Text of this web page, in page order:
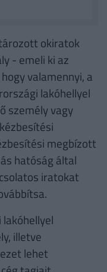
okiratok
- emeli ki az
valamennyi, a
lakóhellyel
személy vagy
megbízott
hatóság által
iratokat
illetve
lehet